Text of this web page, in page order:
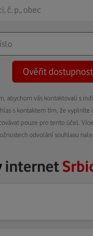
Ověřit dostupnost
abychom vás kontaktovali s
s kontaktem tím, že vyplníte
pouze pro tento účel.
odvolání souhlasu
internet